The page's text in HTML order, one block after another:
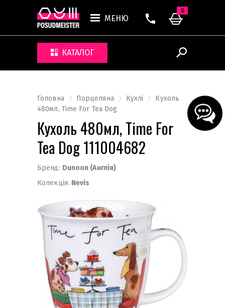
МЕНЮ
КАТАЛОГ
0
Головна Порцеляна Кухлі
Кухоль
480мл, Time For Tea Dog
Кухоль 480мл, Time For
Tea Dog 111004682
Бренд: Dunoon (Англія)
Колекція: Nevis